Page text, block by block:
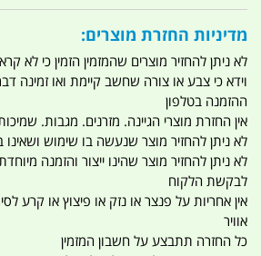
מדיניות החזרת מוצרים:
לא ניתן להחזיר מוצרים שהמזמין הזמין כי לא
וידא כי צבע או צורה שחשב קיימת ואו זמינה
ההזמנה בטלפון
אין החזרת מוצרי הגיינה. מזרנים. מגבות.
לא ניתן להחזיר מוצר שנעשה בו שימוש ושאינו
לא ניתן להחזיר מוצר שהינו ייצור והזמנה
לבקשת הלקוח
אין אחריות על פנצר או נזק או פיצוץ או קרע
אוויר
כל החזרה תתבצע על חשבון המזמין